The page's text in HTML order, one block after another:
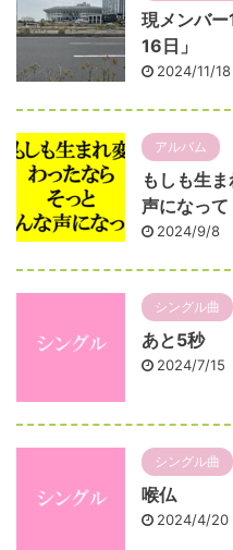
現メンバ
16日」
2024/11/18
アルバム
もしも生
声になって
2024/9/8
シングル曲
あと5秒
2024/7/15
シングル曲
喉仏
2024/4/20